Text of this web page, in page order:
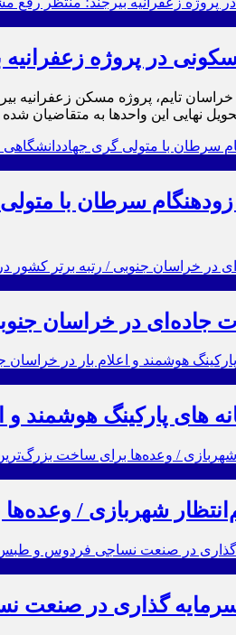
تحویل نهایی این واحدها به
سرطان با
جاده‌ای در خراسان
های پارکینگ هوشمند و
شهربازی /
سرمایه گذاری در